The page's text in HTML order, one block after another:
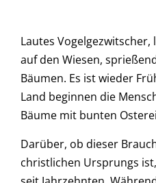
Lautes
auf den Wiesen,
Bäumen. Es ist wieder
Land beginnen die
Bäume mit bunten
Darüber, ob dieser
christlichen Ursprungs